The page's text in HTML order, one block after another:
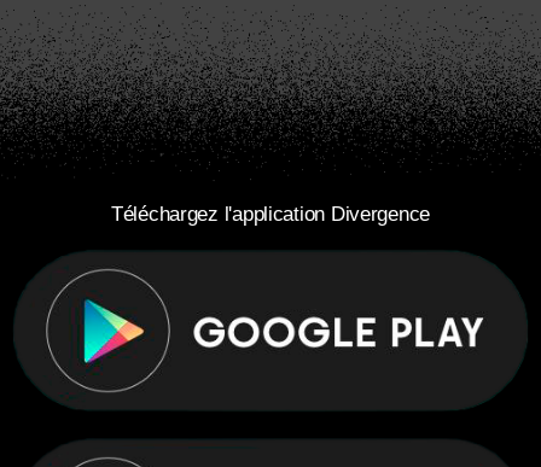
Téléchargez l'application Divergence